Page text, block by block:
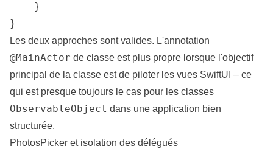
    }
}
Les deux approches sont valides. L'annotation
@MainActor de classe est plus propre lorsque l'objectif
principal de la classe est de piloter les vues SwiftUI – ce
qui est presque toujours le cas pour les classes
ObservableObject dans une application bien
structurée.
PhotosPicker et isolation des délégués